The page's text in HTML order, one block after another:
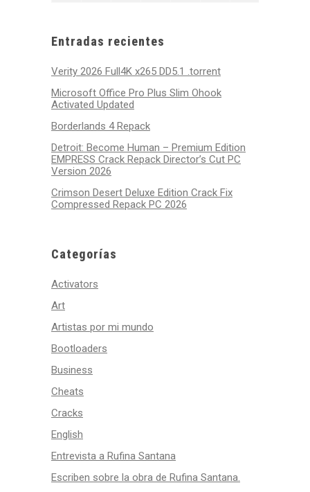
Entradas recientes
Verity 2026 Full4K x265 DD5.1 .torrent
Microsoft Office Pro Plus Slim Ohook
Activated Updated
Borderlands 4 Repack
Detroit: Become Human – Premium Edition
EMPRESS Crack Repack Director’s Cut PC
Version 2026
Crimson Desert Deluxe Edition Crack Fix
Compressed Repack PC 2026
Categorías
Activators
Art
Artistas por mi mundo
Bootloaders
Business
Cheats
Cracks
English
Entrevista a Rufina Santana
Escriben sobre la obra de Rufina Santana.